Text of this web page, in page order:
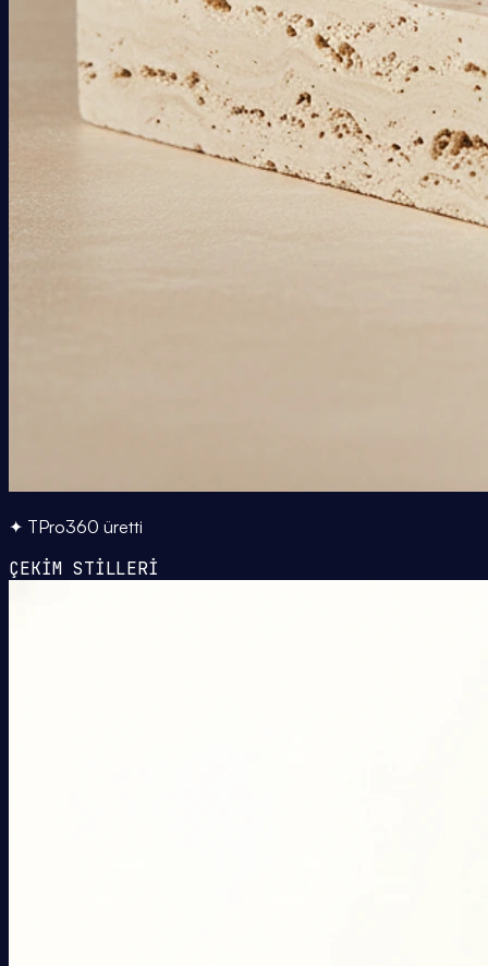
✦ TPro360 üretti
ÇEKİM STİLLERİ